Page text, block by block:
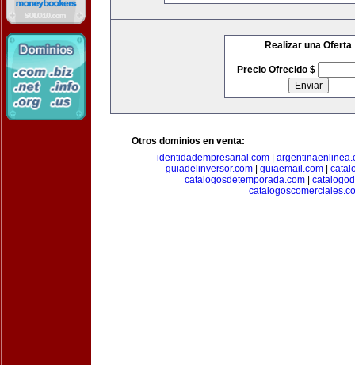
Realizar una Oferta
Precio Ofrecido $
Otros dominios en venta:
identidadempresarial.com
guiadelinversor.com| guiaemail.com|
catalogosdetemporada.com|